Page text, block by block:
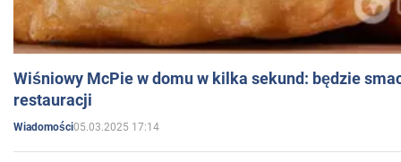
Wiśniowy McPie w domu w kilka sekund: będzie
restauracji
Wiadomości05.03.2025 17:14